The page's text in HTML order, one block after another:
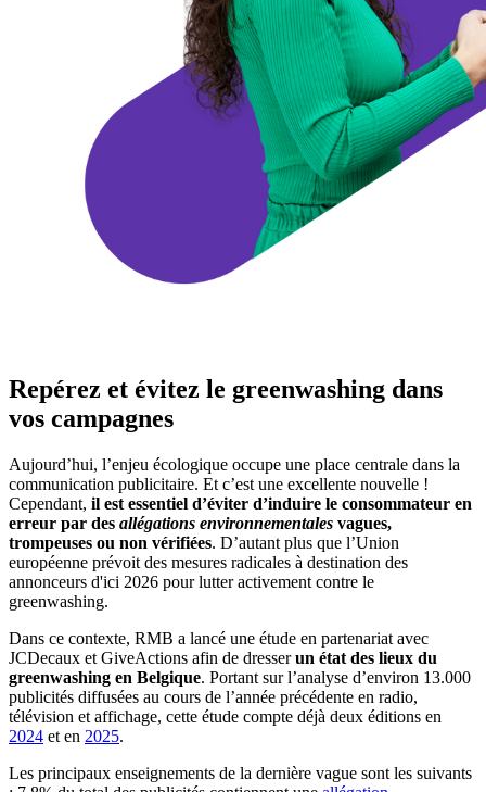
Repérez et évitez le greenwashing dans
vos campagnes
Aujourd’hui, l’enjeu écologique occupe une place centrale dans la
communication publicitaire. Et c’est une excellente nouvelle !
Cependant, il est essentiel d’éviter d’induire le consommateur en
erreur par des allégations environnementales vagues,
trompeuses ou non vérifiées. D’autant plus que l’Union
européenne prévoit des mesures radicales à destination des
annonceurs d'ici 2026 pour lutter activement contre le
greenwashing.
Dans ce contexte, RMB a lancé une étude en partenariat avec
JCDecaux et GiveActions afin de dresserun état des lieux du
greenwashing en Belgique. Portant sur l’analyse d’environ 13.000
publicités diffusées au cours de l’année précédente en radio,
télévision et affichage, cette étude compte déjà deux éditions en
2024 et en 2025.
Les principaux enseignements de la dernière vague sont les suivants